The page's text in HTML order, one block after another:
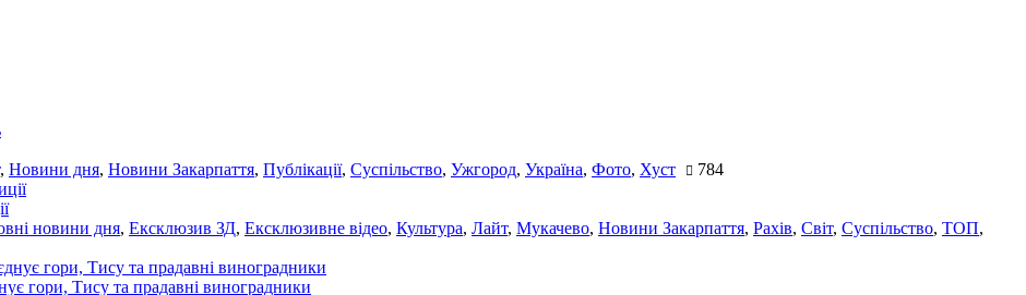
, Новини дня, Новини Закарпаття, Публікації, Суспільство, Ужгород, Україна, Фото, Хуст 784
новини дня, Ексклюзив ЗД, Ексклюзивне відео, Культура, Лайт, Мукачево, Новини Закарпаття, Рахів, Світ, Суспільство, ТОП,
гори, Тису та прадавні виноградники